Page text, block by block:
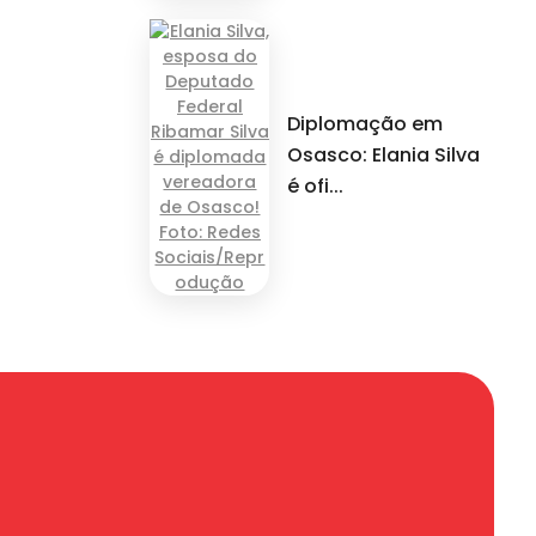
Diplomação em
Osasco: Elania Silva
é ofi...